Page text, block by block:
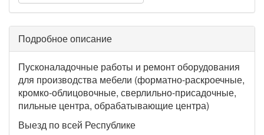
Подробное описание
Пусконаладочные работы и ремонт оборудования
для производства мебели (форматно-раскроечные,
кромко-облицовочные, сверлильно-присадочные,
пильные центра, обрабатывающие центра)
Выезд по всей Республике